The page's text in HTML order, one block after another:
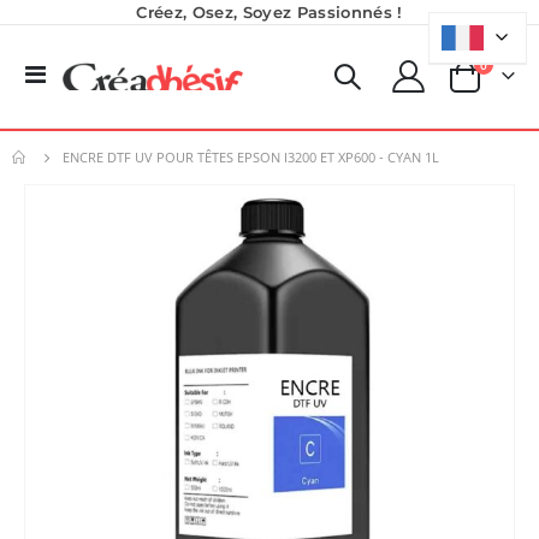
Créez, Osez, Soyez Passionnés !
Basculer
Panier
0produits
ENCRE DTF UV POUR TÊTES EPSON I3200 ET XP600 - CYAN 1L